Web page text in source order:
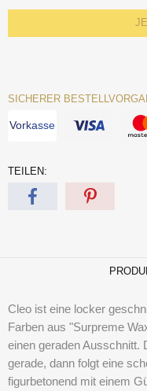
SICHERER
Vorkasse
TEILEN:
Cleo ist eine locker
Farben aus "Surpreme
einen geraden Ausschnitt.
gerade, dann folgt eine
figurbetonend mit einem